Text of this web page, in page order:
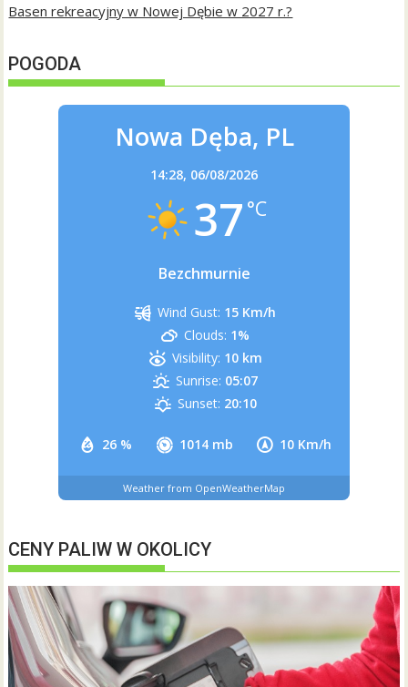
Basen rekreacyjny w Nowej Dębie w 2027 r.?
POGODA
Nowa Dęba, PL
14:28, 06/08/2026
37 °C
Bezchmurnie
26 % 1014 mb 10 Km/h
Wind Gust: 15 Km/h
Clouds: 1%
Visibility: 10 km
Sunrise: 05:07
Sunset: 20:10
Weather from OpenWeatherMap
CENY PALIW W OKOLICY